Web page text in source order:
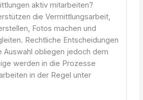
aktiv mitarbeiten?
die Vermittlungsarbeit,
Fotos machen und
Rechtliche Entscheidungen
Auswahl obliegen jedoch dem
werden in die Prozesse
in der Regel unter